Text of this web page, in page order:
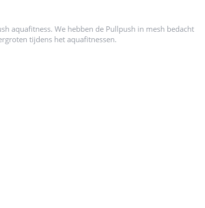
aquafitness. We hebben de Pullpush in mesh bedacht
tijdens het aquafitnessen.